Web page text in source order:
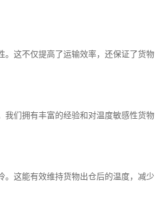
。这不仅提高了运输效率，还保证了货物
我们拥有丰富的经验和对温度敏感性货物
。这能有效维持货物出仓后的温度，减少